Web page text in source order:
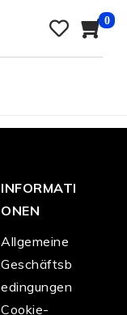
0
INFORMATI
ONEN
Allgemeine
Geschäftsb
edingungen
Cookie-